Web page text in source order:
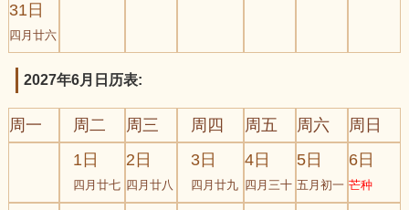
31日
四月廿六
2027年6月日历表:
周一 周二 周三 周四 周五 周六
周日
1日
四月廿七
2日
四月廿八
3日
四月廿九
4日
四月三十
5日
五月初一
6日
芒种